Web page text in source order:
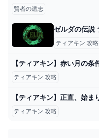
賢者の遺志
ティアキン 攻略
ティアキン 攻略
ティアキン 攻略